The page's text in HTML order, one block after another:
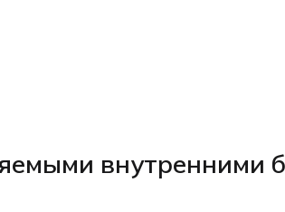
внутренними